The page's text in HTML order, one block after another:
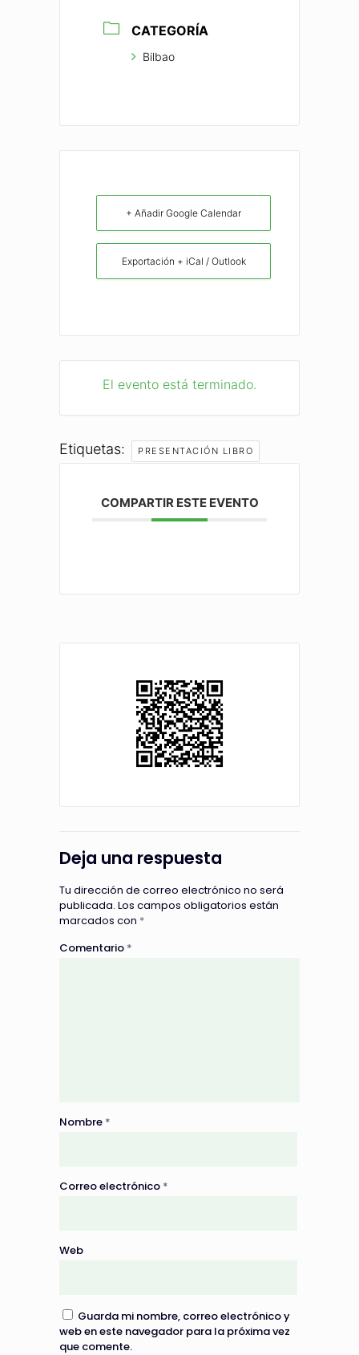
CATEGORÍA
Bilbao
+ Añadir Google Calendar
Exportación + iCal / Outlook
El evento está terminado.
Etiquetas: PRESENTACIÓN LIBRO
COMPARTIR ESTE EVENTO
Deja una respuesta
Tu dirección de correo electrónico no será
publicada. Los campos obligatorios están
marcados con *
Comentario *
Nombre *
Correo electrónico *
Web
Guarda mi nombre, correo electrónico y
web en este navegador para la próxima vez
que comente.